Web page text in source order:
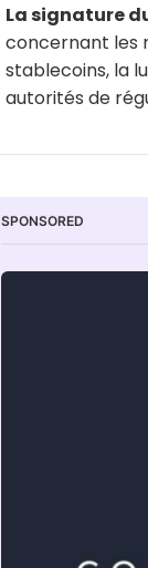
La signature
concernant les
stablecoins, la
autorités de
SPONSORED